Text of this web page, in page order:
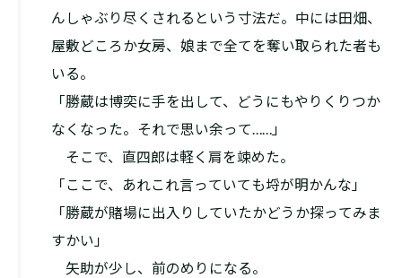
んしゃぶり尽くされるという寸法だ。中には田畑、
屋敷どころか女房、娘まで全てを奪い取られた者も
いる。
「勝蔵は博奕に手を出して、どうにもやりくりつか
なくなった。それで思い余って……」
そこで、直四郎は軽く肩を竦めた。
「ここで、あれこれ言っていても埒が明かんな」
「勝蔵が賭場に出入りしていたかどうか探ってみま
すかい」
矢助が少し、前のめりになる。